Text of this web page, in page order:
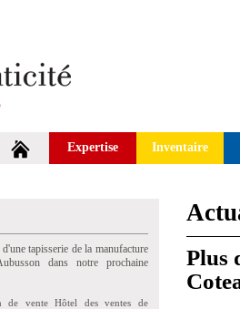
Expertise Inventaire
tapisserie de la manufacture
dans notre prochaine
de vente Hôtel des ventes de
Plus